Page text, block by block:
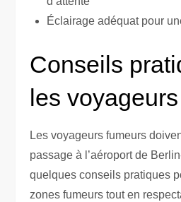
Éclairage adéquat pour
Conseils
les
Les voyageurs fumeurs
passage à l’aéroport de
quelques conseils pratiques
zones fumeurs tout en